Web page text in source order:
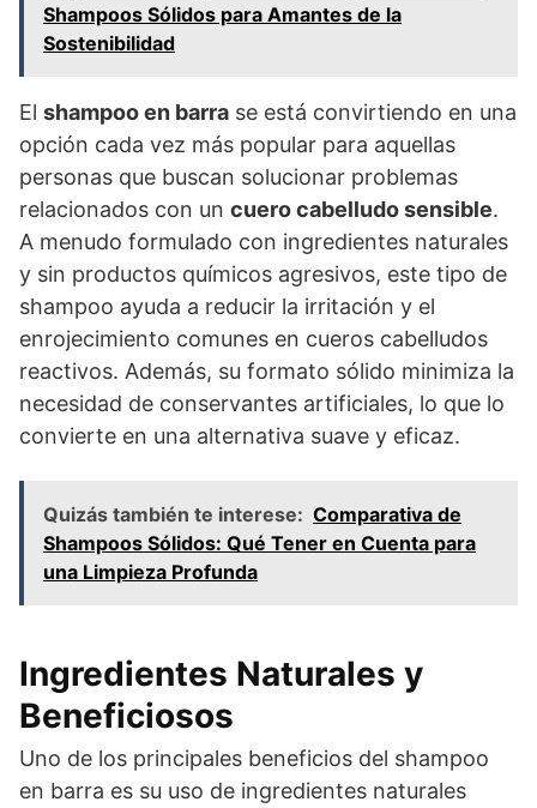
Shampoos Sólidos para Amantes de la
Sostenibilidad
El shampoo en barra se está convirtiendo en una
opción cada vez más popular para aquellas
personas que buscan solucionar problemas
relacionados con un cuero cabelludo sensible.
A menudo formulado con ingredientes naturales
y sin productos químicos agresivos, este tipo de
shampoo ayuda a reducir la irritación y el
enrojecimiento comunes en cueros cabelludos
reactivos. Además, su formato sólido minimiza la
necesidad de conservantes artificiales, lo que lo
convierte en una alternativa suave y eficaz.
Quizás también te interese: Comparativa de
Shampoos Sólidos: Qué Tener en Cuenta para
una Limpieza Profunda
Ingredientes Naturales y
Beneficiosos
Uno de los principales beneficios del shampoo
en barra es su uso de ingredientes naturales